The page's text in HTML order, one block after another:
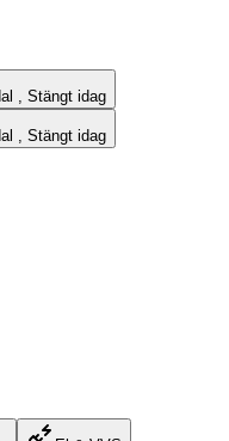
, Stängt idag
, Stängt idag